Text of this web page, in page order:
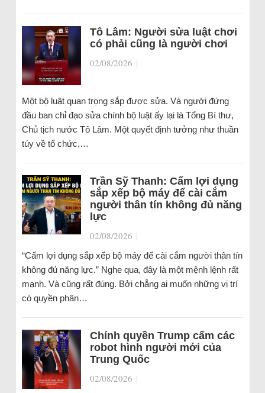
Tô Lâm: Người sửa luật chơi
có phải cũng là người chơi
02/08/2026 |
Một bộ luật quan trọng sắp được sửa. Và người đứng
đầu ban chỉ đạo sửa chính bộ luật ấy lại là Tổng Bí thư,
Chủ tịch nước Tô Lâm. Một quyết định tưởng như thuần
túy về tổ chức,…
Trần Sỹ Thanh: Cấm lợi dụng
sắp xếp bộ máy để cài cắm
người thân tín không đủ năng
lực
02/08/2026 |
“Cấm lợi dụng sắp xếp bộ máy để cài cắm người thân tín
không đủ năng lực.” Nghe qua, đây là một mệnh lệnh rất
mạnh. Và cũng rất đúng. Bởi chẳng ai muốn những vị trí
có quyền phân…
Chính quyền Trump cấm các
robot hình người mới của
Trung Quốc
02/08/2026 |